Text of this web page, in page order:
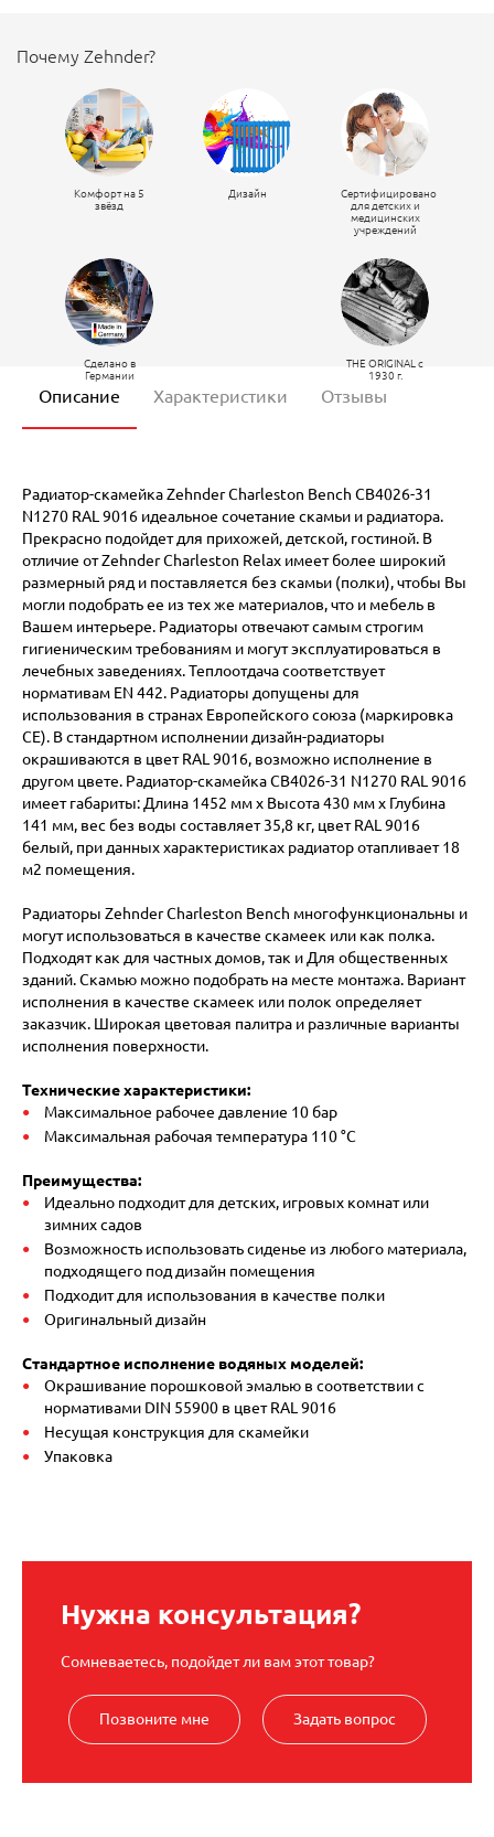
Почему Zehnder?
Комфорт на 5
звёзд
Дизайн
Сертифицировано
для детских и
медицинских
учреждений
Сделано в
Германии
THE ORIGINAL c
1930 г.
Описание Характеристики Отзывы
Радиатор-скамейка Zehnder Charleston Bench CB4026-31
N1270 RAL 9016 идеальное сочетание скамьи и радиатора.
Прекрасно подойдет для прихожей, детской, гостиной. В
отличие от Zehnder Charleston Relax имеет более широкий
размерный ряд и поставляется без скамьи (полки), чтобы Вы
могли подобрать ее из тех же материалов, что и мебель в
Вашем интерьере. Радиаторы отвечают самым строгим
гигиеническим требованиям и могут эксплуатироваться в
лечебных заведениях. Теплоотдача соответствует
нормативам EN 442. Радиаторы допущены для
использования в странах Европейского союза (маркировка
CE). В стандартном исполнении дизайн-радиаторы
окрашиваются в цвет RAL 9016, возможно исполнение в
другом цвете. Радиатор-скамейка CB4026-31 N1270 RAL 9016
имеет габариты: Длина 1452 мм х Высота 430 мм х Глубина
141 мм, вес без воды составляет 35,8 кг, цвет RAL 9016
белый, при данных характеристиках радиатор отапливает 18
м2 помещения.
Радиаторы Zehnder Charleston Bench многофункциональны и
могут использоваться в качестве скамеек или как полка.
Подходят как для частных домов, так и Для общественных
зданий. Скамью можно подобрать на месте монтажа. Вариант
исполнения в качестве скамеек или полок определяет
заказчик. Широкая цветовая палитра и различные варианты
исполнения поверхности.
Технические характеристики:
Максимальное рабочее давление 10 бар
Максимальная рабочая температура 110 °C
Преимущества:
Идеально подходит для детских, игровых комнат или
зимних садов
Возможность использовать сиденье из любого материала,
подходящего под дизайн помещения
Подходит для использования в качестве полки
Оригинальный дизайн
Стандартное исполнение водяных моделей:
Окрашивание порошковой эмалью в соответствии с
нормативами DIN 55900 в цвет RAL 9016
Несущая конструкция для скамейки
Упаковка
Нужна консультация?
Сомневаетесь, подойдет ли вам этот товар?
Позвоните мне Задать вопрос